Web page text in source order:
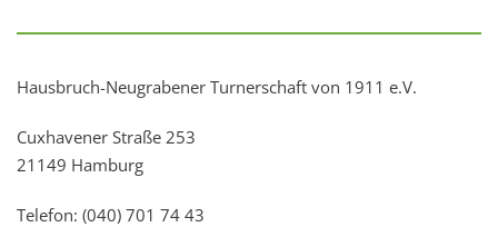
Hausbruch-Neugrabener Turnerschaft von 1911 e.V.
Cuxhavener Straße 253
21149 Hamburg
Telefon: (040) 701 74 43